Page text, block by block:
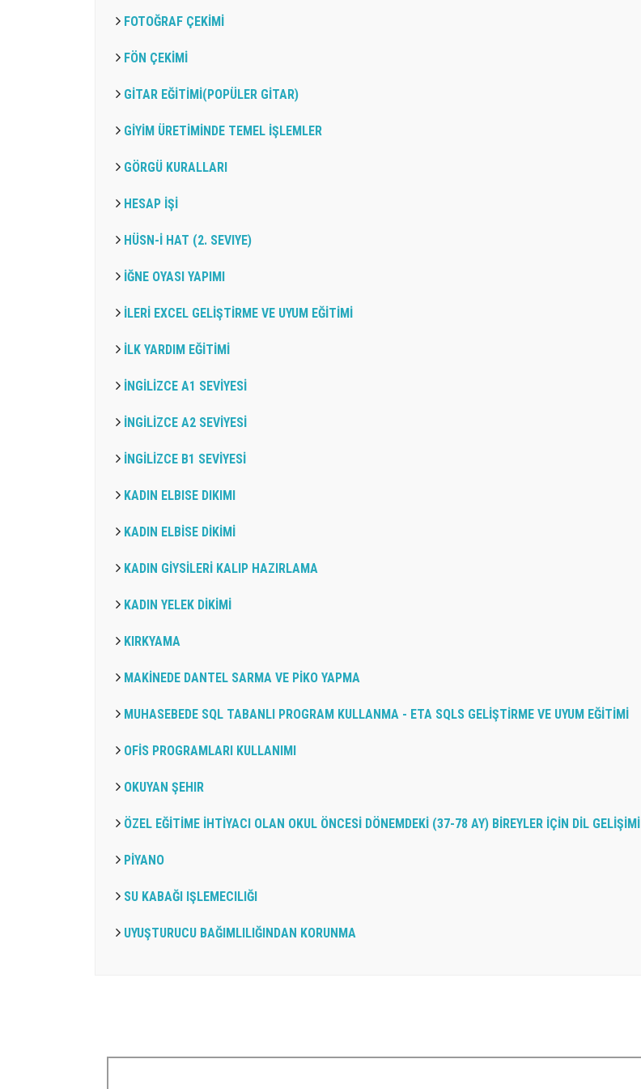
FOTOĞRAF ÇEKİMİ
FÖN ÇEKİMİ
GİTAR EĞİTİMİ(POPÜLER GİTAR)
GİYİM ÜRETİMİNDE TEMEL İŞLEMLER
GÖRGÜ KURALLARI
HESAP İŞİ
HÜSN-İ HAT (2. SEVIYE)
İĞNE OYASI YAPIMI
İLERİ EXCEL GELİŞTİRME VE UYUM EĞİTİMİ
İLK YARDIM EĞİTİMİ
İNGİLİZCE A1 SEVİYESİ
İNGİLİZCE A2 SEVİYESİ
İNGİLİZCE B1 SEVİYESİ
KADIN ELBISE DIKIMI
KADIN ELBİSE DİKİMİ
KADIN GİYSİLERİ KALIP HAZIRLAMA
KADIN YELEK DİKİMİ
KIRKYAMA
MAKİNEDE DANTEL SARMA VE PİKO YAPMA
MUHASEBEDE SQL TABANLI PROGRAM KULLANMA - ETA SQLS GELİŞTİRME VE UYUM EĞİTİMİ
OFİS PROGRAMLARI KULLANIMI
OKUYAN ŞEHIR
ÖZEL EĞİTİME İHTİYACI OLAN OKUL ÖNCESİ DÖNEMDEKİ (37-78 AY) BİREYLER İÇİN DİL GELİŞİMİ
PİYANO
SU KABAĞI IŞLEMECILIĞI
UYUŞTURUCU BAĞIMLILIĞINDAN KORUNMA